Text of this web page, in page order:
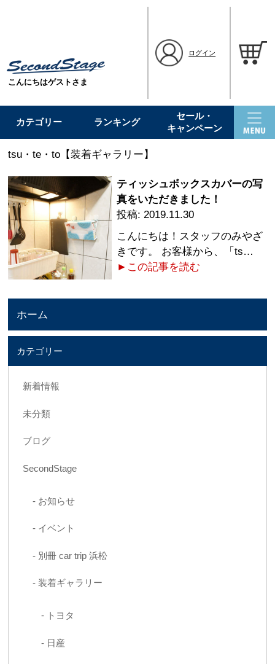
こんにちはゲストさま
ログイン
カテゴリー ランキング
セール・
キャンペーン
tsu・te・to【装着ギャラリー】
ティッシュボックスカバーの写
真をいただきました！
2019.11.30
こんにちは！スタッフのみやざ
きです。 お客様から、「ts…
►この記事を読む
ホーム
カテゴリー
新着情報
未分類
ブログ
SecondStage
お知らせ
イベント
別冊 car trip 浜松
装着ギャラリー
トヨタ
日産